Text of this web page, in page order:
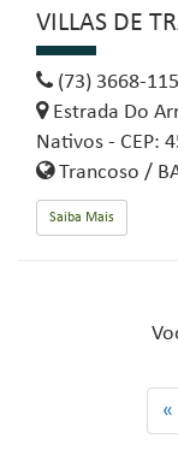
VILLAS DE
(73) 3668-
Estrada Do
Nativos - CEP:
Trancoso /
Saiba Mais
«